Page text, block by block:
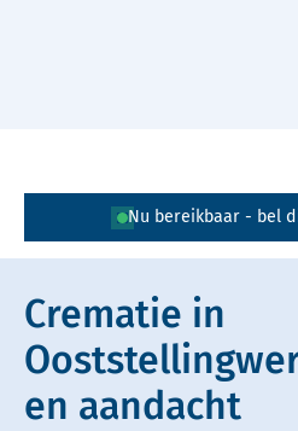
Nu bereikbaar - bel
Lees voor Uitleg
Simpele tekst
Crematie in
en aandacht